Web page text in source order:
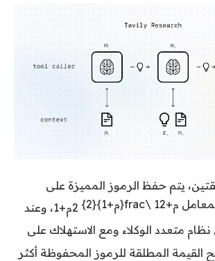
يتم حفظ الرموز المميزة على
م+
12 \frac{م+1}{2} 2م+
1، وعند
متعدد الوكلاء ومع الاستهلاك على
المطلقة للرموز المحفوظة أكثر